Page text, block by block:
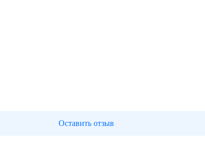
Оставить отзыв